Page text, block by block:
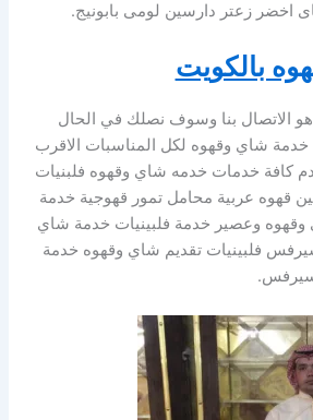
اخضر زعتر دارسين لومى بابونيج.
بالكويت
الاتصال بنا وسوف نصلك في الحال
خدمة شاي وقهوه لكل المناسبات الاقرب
كافة خدمات خدمه شاي وقهوه فلبنيات
قهوه عربية محامل تمور قهوجية خدمة
وعصير خدمة فلبينيات خدمة شاي
فلبينيات تقديم شاي وقهوه خدمة
سيرفس.